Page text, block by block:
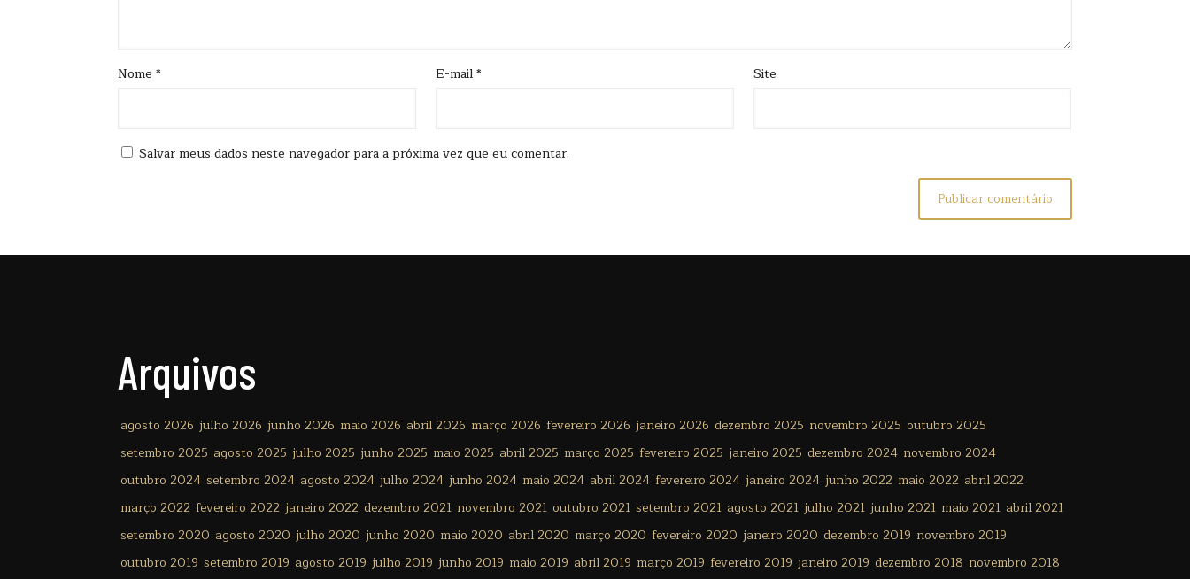
Nome * E-mail* Site
Salvar meus dados neste navegador para a próxima vez que eu comentar.
Arquivos
agosto 2026 julho 2026 junho 2026 maio 2026 abril 2026 março 2026 fevereiro 2026 janeiro 2026 dezembro 2025 novembro 2025 outubro 2025
setembro 2025 agosto 2025 julho 2025 junho 2025 maio 2025 abril 2025 março 2025 fevereiro 2025 janeiro 2025 dezembro 2024 novembro 2024
outubro 2024 setembro 2024 agosto 2024 julho 2024 junho 2024 maio 2024 abril 2024 fevereiro 2024 janeiro 2024 junho 2022 maio 2022 abril 2022
março 2022 fevereiro 2022 janeiro 2022 dezembro 2021 novembro 2021 outubro 2021 setembro 2021 agosto 2021 julho 2021 junho 2021 maio 2021 abril 2021
setembro 2020 agosto 2020 julho 2020 junho 2020 maio 2020 abril 2020 março 2020 fevereiro 2020 janeiro 2020 dezembro 2019 novembro 2019
outubro 2019 setembro 2019 agosto 2019 julho 2019 junho 2019 maio 2019 abril 2019 março 2019 fevereiro 2019 janeiro 2019 dezembro 2018 novembro 2018